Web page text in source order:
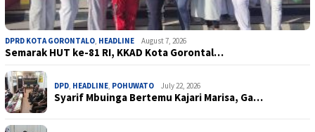
DPRD KOTA GORONTALO, HEADLINE August 7, 2026
Semarak HUT ke-81 RI, KKAD Kota Gorontal…
DPD, HEADLINE, POHUWATO July 22, 2026
Syarif Mbuinga Bertemu Kajari Marisa, Ga…